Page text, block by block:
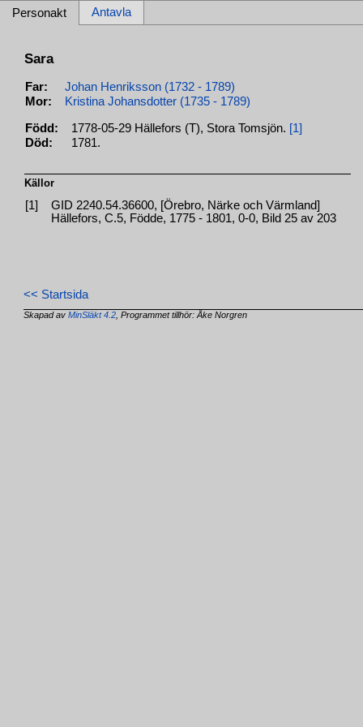
Personakt Antavla
Sara
Far:
Johan Henriksson (1732 - 1789)
Mor:
Kristina Johansdotter (1735 - 1789)
Född: 1778-05-29 Hällefors (T), Stora Tomsjön. [1]
Död:
1781.
Källor
[1]
GID 2240.54.36600, [Örebro, Närke och Värmland]
Hällefors, C.5, Födde, 1775 - 1801, 0-0, Bild 25 av 203
<< Startsida
Skapad avMinSläkt 4.2 , Programmet tillhör: Åke Norgren